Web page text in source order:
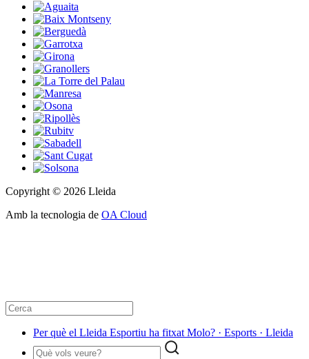
Copyright © 2026 Lleida
Amb la tecnologia de OA Cloud
Per què el Lleida Esportiu ha fitxat Molo? · Esports · Lleida